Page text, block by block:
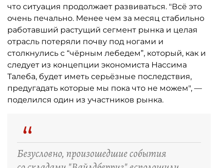
что ситуация продолжает развиваться. "Всё это
очень печально. Менее чем за месяц стабильно
работавший растущий сегмент рынка и целая
отрасль потеряли почву под ногами и
столкнулись с “чёрным лебедем”, который, как и
следует из концепции экономиста Нассима
Талеба, будет иметь серьёзные последствия,
предугадать которые мы пока что не можем", —
поделился один из участников рынка.
“
Безусловно, произошедшие события